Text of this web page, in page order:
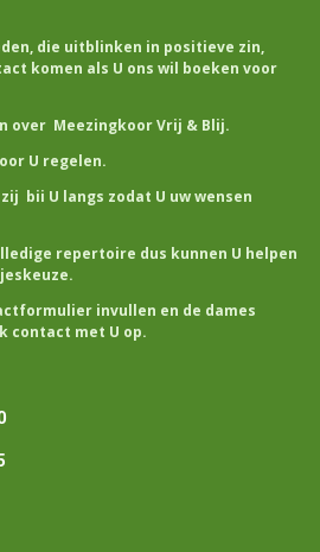
die uitblinken in positieve zin,
komen als U ons wil boeken voor
over Meezingkoor Vrij & Blij.
U regelen.
bii U langs zodat U uw wensen
repertoire dus kunnen U helpen
invullen en de dames
contact met U op.